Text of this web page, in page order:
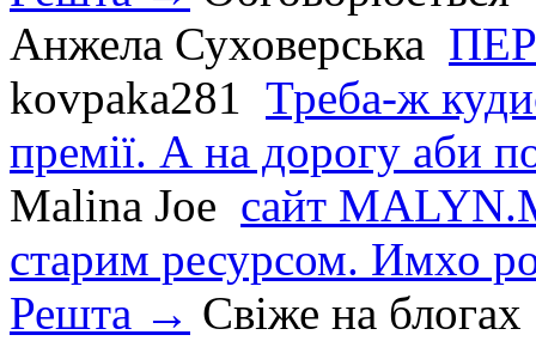
Анжела Суховерська
kovpaka281 Треба-ж
премії. А на дорогу аби
Malina Joe сайт
старим ресурсом. Имхо
Решта → Свіже на блогах